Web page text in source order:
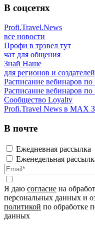
В соцсетях
Profi.Travel.News
все новости
Профи в трэвел тут
чат для общения
Знай Наше
для регионов и
Расписание вебинаров
Расписание вебинаров
Сообщество Loyalty
Profi.Travel News в MAX
В почте
Ежедневная рассылка
Еженедельная
Я даю согласие на
персональных данных и
политикой по обработке
данных